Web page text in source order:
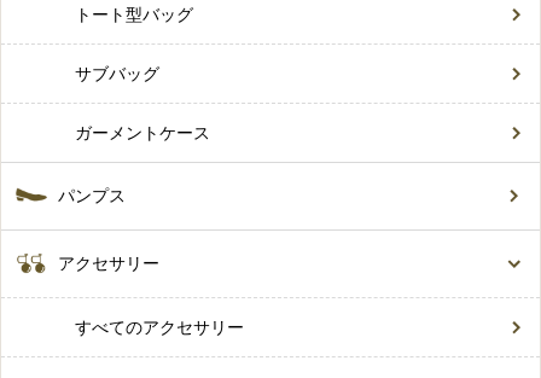
トート型バッグ
サブバッグ
ガーメントケース
パンプス
アクセサリー
すべてのアクセサリー